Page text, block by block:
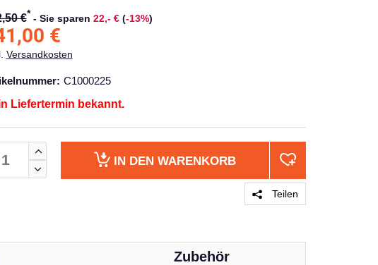
€* - Sie sparen 22,- €(-13%)
€
Versandkosten
C1000225
Liefertermin bekannt.
IN DEN WARENKORB
Teilen
Zubehör